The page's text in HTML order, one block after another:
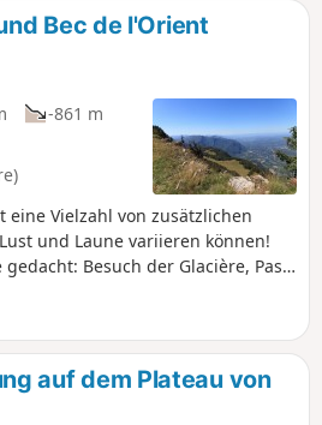
Bec de l'Orient
-861 m
eine Vielzahl von zusätzlichen
und Laune variieren können!
Besuch der Glacière, Pas
Eine blumige, erfrischende
Ausblick.
auf dem Plateau von